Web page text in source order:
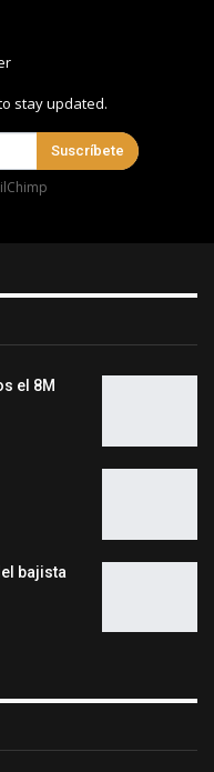
stay updated.
Suscríbete
el 8M
bajista